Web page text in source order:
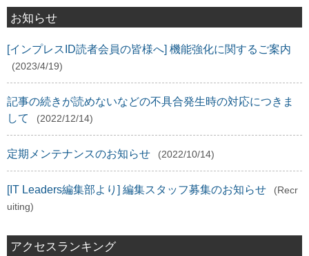
お知らせ
[インプレスID読者会員の皆様へ] 機能強化に関するご案内
(2023/4/19)
記事の続きが読めないなどの不具合発生時の対応につきま
して
(2022/12/14)
定期メンテナンスのお知らせ (2022/10/14)
[IT Leaders編集部より] 編集スタッフ募集のお知らせ
(Recr
uiting)
アクセスランキング